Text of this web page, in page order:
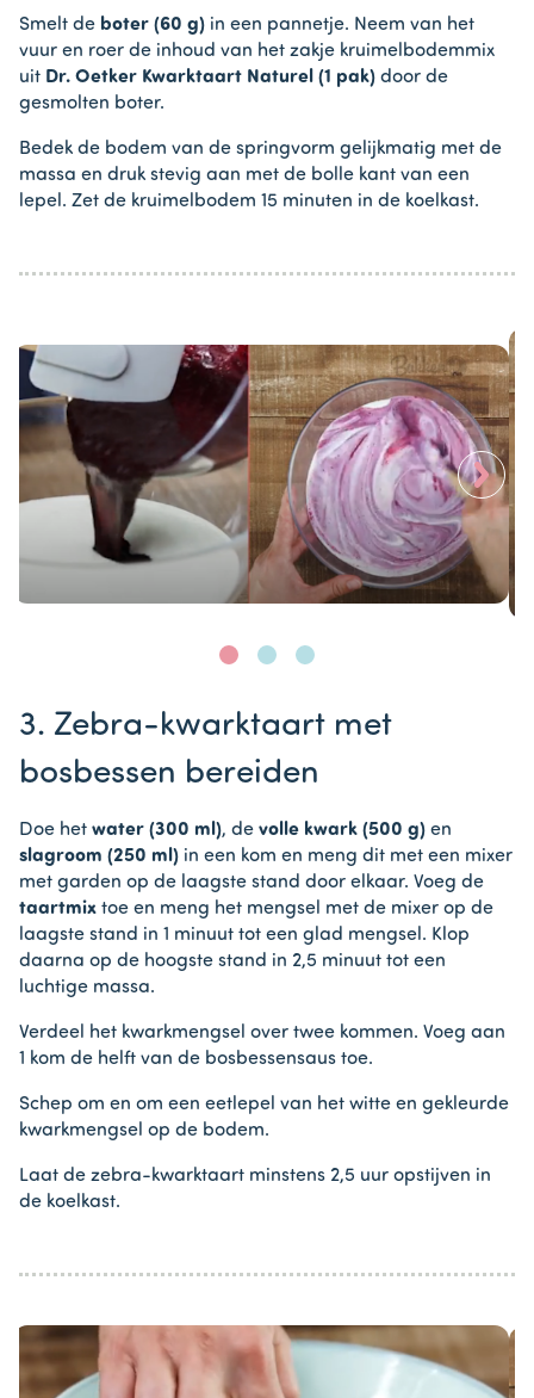
Smelt de boter (60 g) in een pannetje. Neem van het
vuur en roer de inhoud van het zakje kruimelbodemmix
uit Dr. Oetker Kwarktaart Naturel (1 pak) door de
gesmolten boter.
Bedek de bodem van de springvorm gelijkmatig met de
massa en druk stevig aan met de bolle kant van een
lepel. Zet de kruimelbodem 15 minuten in de koelkast.
>
of
3
3. Zebra-kwarktaart met
bosbessen bereiden
Doe het water (300 ml), de volle kwark (500 g) en
slagroom (250 ml) in een kom en meng dit met een mixer
met garden op de laagste stand door elkaar. Voeg de
taartmix toe en meng het mengsel met de mixer op de
laagste stand in 1 minuut tot een glad mengsel. Klop
daarna op de hoogste stand in 2,5 minuut tot een
luchtige massa.
Verdeel het kwarkmengsel over twee kommen. Voeg aan
1 kom de helft van de bosbessensaus toe.
Schep om en om een eetlepel van het witte en gekleurde
kwarkmengsel op de bodem.
Laat de zebra-kwarktaart minstens 2,5 uur opstijven in
de koelkast.